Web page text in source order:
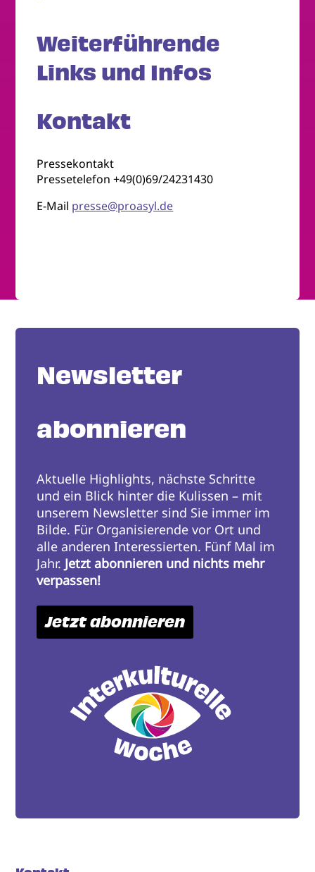
Weiterführende
Links und Infos
Kontakt
Pressekontakt
Pressetelefon +49(0)69/24231430
E-Mail presse@proasyl.de
Newsletter
abonnieren
Aktuelle Highlights, nächste Schritte
und ein Blick hinter die Kulissen – mit
unserem Newsletter sind Sie immer im
Bilde. Für Organisierende vor Ort und
alle anderen Interessierten. Fünf Mal im
Jahr. Jetzt abonnieren und nichts mehr
verpassen!
Jetzt abonnieren